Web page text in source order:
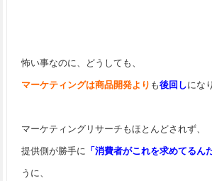
怖い事なのに、どうしても、
マーケティングは商品開発より も後回しにな
マーケティングリサーチもほとんどされず、
提供側が勝手に 「消費者がこれを求めてるん
うに、